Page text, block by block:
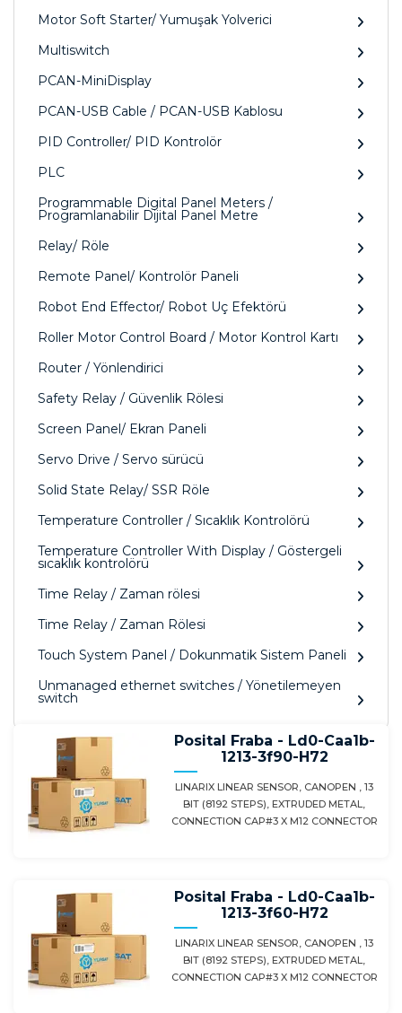
Motor Soft Starter/ Yumuşak Yolverici
Multiswitch
PCAN-MiniDisplay
PCAN-USB Cable / PCAN-USB Kablosu
PID Controller/ PID Kontrolör
PLC
Programmable Digital Panel Meters /
Programlanabilir Dijital Panel Metre
Relay/ Röle
Remote Panel/ Kontrolör Paneli
Robot End Effector/ Robot Uç Efektörü
Roller Motor Control Board / Motor Kontrol Kartı
Router / Yönlendirici
Safety Relay / Güvenlik Rölesi
Screen Panel/ Ekran Paneli
Servo Drive / Servo sürücü
Solid State Relay/ SSR Röle
Temperature Controller / Sıcaklık Kontrolörü
Temperature Controller With Display / Göstergeli
sıcaklık kontrolörü
Time Relay / Zaman rölesi
Time Relay / Zaman Rölesi
Touch System Panel / Dokunmatik Sistem Paneli
Unmanaged ethernet switches / Yönetilemeyen
switch
Posital Fraba - Ld0-Caa1b-
1213-3f90-H72
LINARIX LINEAR SENSOR, CANOPEN , 13
BIT (8192 STEPS), EXTRUDED METAL,
CONNECTION CAP#3 X M12 CONNECTOR
Posital Fraba - Ld0-Caa1b-
1213-3f60-H72
LINARIX LINEAR SENSOR, CANOPEN , 13
BIT (8192 STEPS), EXTRUDED METAL,
CONNECTION CAP#3 X M12 CONNECTOR